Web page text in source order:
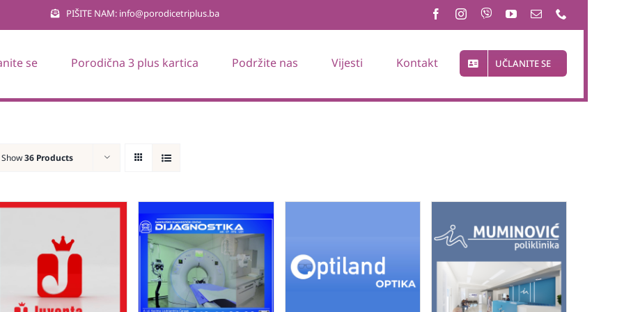
PIŠITE NAM: info@porodicetriplus.ba
se Porodična 3 plus kartica Podržite nas Vijesti Kontakt UČLANITE SE
Show36 Products